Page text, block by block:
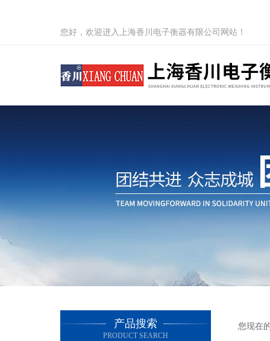
您好，欢迎进入上海香川电子衡器有限公司网站！
产品搜索
PRODUCT SEARCH
您现在